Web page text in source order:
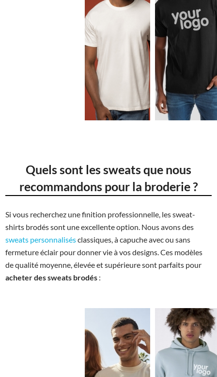
2.15€ 2.15€
Quels sont les sweats que nous
recommandons pour la broderie ?
Si vous recherchez une finition professionnelle, les sweat-
shirts brodés sont une excellente option. Nous avons des
sweats personnalisésclassiques, à capuche avec ou sans
fermeture éclair pour donner vie à vos designs. Ces modèles
de qualité moyenne, élevée et supérieure sont parfaits pour
acheter des sweats brodés :